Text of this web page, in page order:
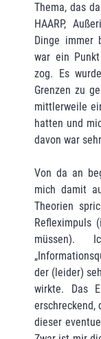
Thema, das
HAARP,
Dinge immer
war ein
zog. Es
Grenzen zu
mittlerweile
hatten und
davon war
Von da an
mich damit
Theorien
Refleximpuls
müssen).
der (leider)
wirkte. Das
erschreckend,
dieser